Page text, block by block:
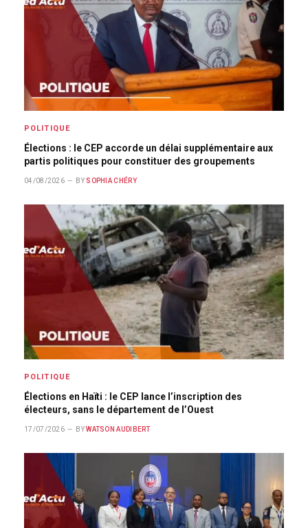
POLITIQUE
Élections : le CEP accorde un délai supplémentaire aux
partis politiques pour constituer des groupements
04/08/2026 BY SOPHIA CHÉRY
POLITIQUE
Élections en Haïti : le CEP lance l’inscription des
électeurs, sans le département de l’Ouest
17/07/2026 BY WATSON AUDIBERT